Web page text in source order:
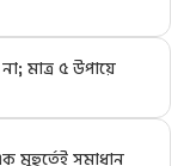
মাত্র ৫ উপায়ে
মুহুর্তেই সমাধান